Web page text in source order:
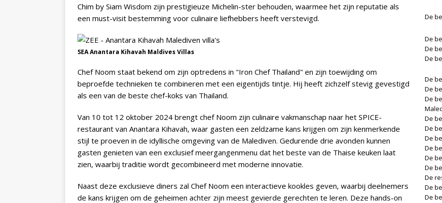
Chim by Siam Wisdom zijn prestigieuze Michelin-ster behouden, waarmee het zijn reputatie als
een must-visit bestemming voor culinaire liefhebbers heeft verstevigd.
SEA Anantara Kihavah Maldives Villas
Chef Noom staat bekend om zijn optredens in "Iron Chef Thailand" en zijn toewijding om
beproefde technieken te combineren met een eigentijds tintje. Hij heeft zichzelf stevig gevestigd
als een van de beste chef-koks van Thailand.
Van 10 tot 12 oktober 2024 brengt chef Noom zijn culinaire vakmanschap naar het SPICE-
restaurant van Anantara Kihavah, waar gasten een zeldzame kans krijgen om zijn kenmerkende
stijl te proeven in de idyllische omgeving van de Malediven. Gedurende drie avonden kunnen
gasten genieten van een exclusief meergangenmenu dat het beste van de Thaise keuken laat
zien, waarbij traditie wordt gecombineerd met moderne innovatie.
Naast deze exclusieve diners zal Chef Noom een interactieve kookles geven, waarbij deelnemers
de kans krijgen om de geheimen achter zijn meest gevierde gerechten te leren. Deze hands-on
De
De
De
De
De
De
De
De
De
De
De
De
De
De
De
De